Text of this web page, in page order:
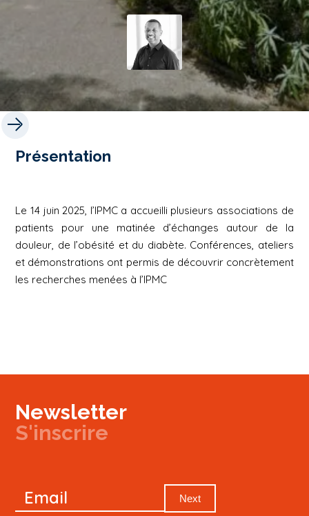
Présentation
Le 14 juin 2025, l’IPMC a accueilli plusieurs associations de
patients pour une matinée d’échanges autour de la
douleur, de l’obésité et du diabète. Conférences, ateliers
et démonstrations ont permis de découvrir concrètement
les recherches menées à l’IPMC
Newsletter
S'inscrire
Signup
Email Next